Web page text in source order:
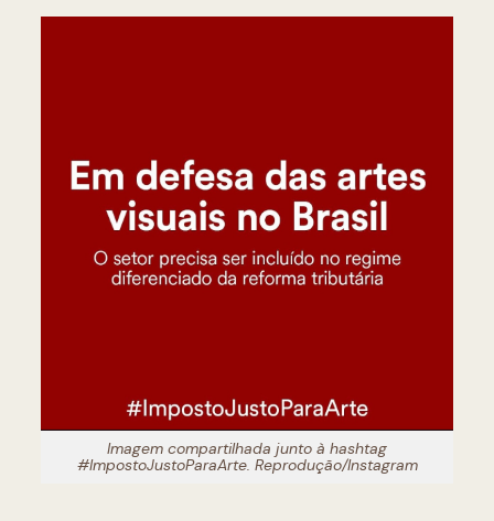
Imagem compartilhada junto à hashtag
#ImpostoJustoParaArte. Reprodução/Instagram